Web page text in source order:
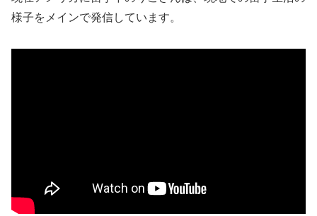
様子をメインで発信しています。